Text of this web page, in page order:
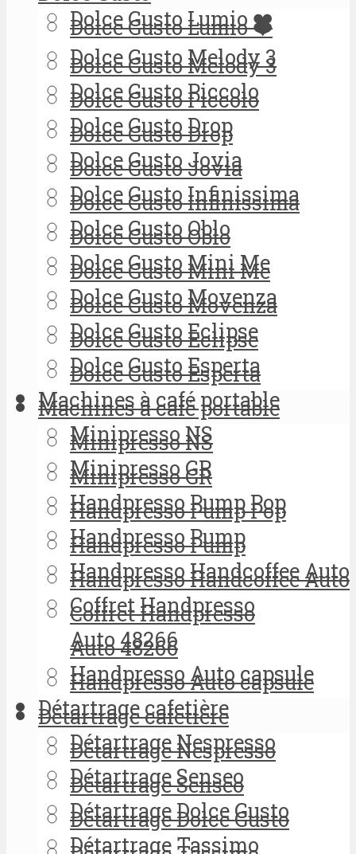
Dolce Gusto Lumio ❤️
Dolce Gusto Melody 3
Dolce Gusto Piccolo
Dolce Gusto Drop
Dolce Gusto Jovia
Dolce Gusto Infinissima
Dolce Gusto Oblo
Dolce Gusto Mini Me
Dolce Gusto Movenza
Dolce Gusto Eclipse
Dolce Gusto Esperta
Machines à café portable
Minipresso NS
Minipresso GR
Handpresso Pump Pop
Handpresso Pump
Handpresso Handcoffee Auto
Coffret Handpresso
Auto 48266
Handpresso Auto capsule
Détartrage cafetière
Détartrage Nespresso
Détartrage Senseo
Détartrage Dolce Gusto
Détartrage Tassimo
Dolce Gusto Lumio ❤️
Dolce Gusto Melody 3
Dolce Gusto Piccolo
Dolce Gusto Drop
Dolce Gusto Jovia
Dolce Gusto Infinissima
Dolce Gusto Oblo
Dolce Gusto Mini Me
Dolce Gusto Movenza
Dolce Gusto Eclipse
Dolce Gusto Esperta
Machines à café portable
Minipresso NS
Minipresso GR
Handpresso Pump Pop
Handpresso Pump
Handpresso Handcoffee Auto
Coffret Handpresso
Auto 48266
Handpresso Auto capsule
Détartrage cafetière
Détartrage Nespresso
Détartrage Senseo
Détartrage Dolce Gusto